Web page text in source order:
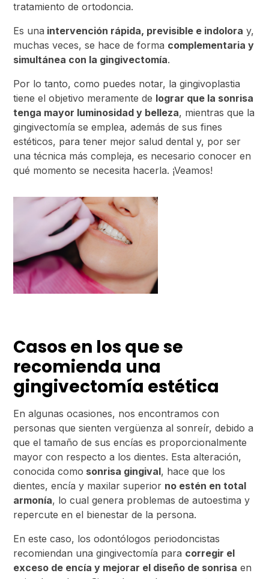
tratamiento de ortodoncia.
Es una intervención rápida, previsible e indolora y,
muchas veces, se hace de forma complementaria y
simultánea con la gingivectomía.
Por lo tanto, como puedes notar, la gingivoplastia
tiene el objetivo meramente de lograr que la sonrisa
tenga mayor luminosidad y belleza, mientras que la
gingivectomía se emplea, además de sus fines
estéticos, para tener mejor salud dental y, por ser
una técnica más compleja, es necesario conocer en
qué momento se necesita hacerla. ¡Veamos!
Casos en los que se
recomienda una
gingivectomía estética
En algunas ocasiones, nos encontramos con
personas que sienten vergüenza al sonreír, debido a
que el tamaño de sus encías es proporcionalmente
mayor con respecto a los dientes. Esta alteración,
conocida como sonrisa gingival, hace que los
dientes, encía y maxilar superior no estén en total
armonía, lo cual genera problemas de autoestima y
repercute en el bienestar de la persona.
En este caso, los odontólogos periodoncistas
recomiendan una gingivectomía para corregir el
exceso de encía y mejorar el diseño de sonrisa en